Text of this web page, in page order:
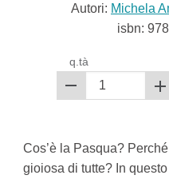
Autori: Michela
isbn:
q.tà
Cos’è la Pasqua?
gioiosa di tutte? In